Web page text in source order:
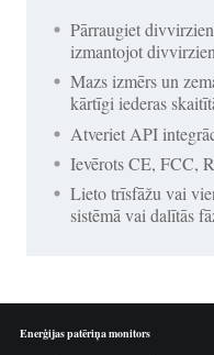
Pārraugiet
izmantojot
Mazs izmērs un
kārtīgi iederas
Atveriet API
Ievērots CE, FCC,
Lieto trīsfāžu vai
sistēmā vai dalītās
Enerģijas patēriņa monitors